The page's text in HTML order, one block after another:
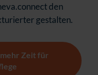
den
gestalten.
Zeit für